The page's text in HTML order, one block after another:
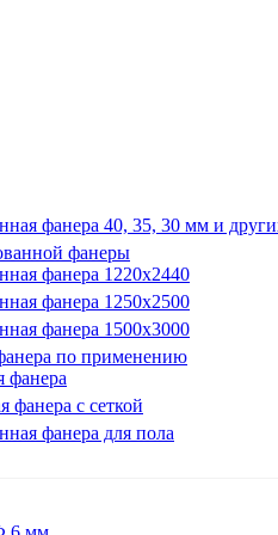
фанера 40, 35, 30 мм и
фанеры
фанера 1220x2440
фанера 1250х2500
фанера 1500x3000
по применению
фанера
фанера с сеткой
фанера для пола